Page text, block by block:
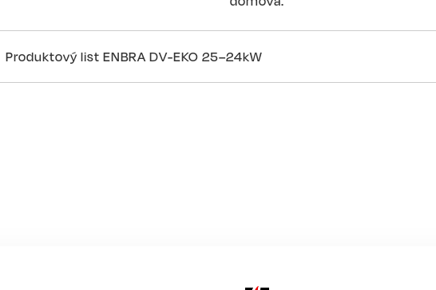
Document
Produktový list ENBRA DV-EKO 25–24kW